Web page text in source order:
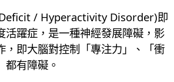
/ Hyperactivity Disorder)即
活躍症，是一種神經發展障礙，影
，即大腦對控制「專注力」、「衝
有障礙。